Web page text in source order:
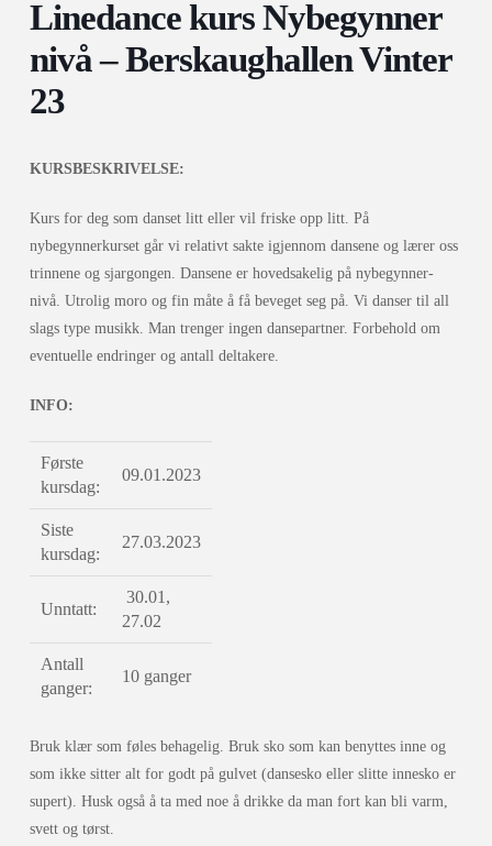
Linedance kurs Nybegynner
nivå – Berskaughallen Vinter
23
KURSBESKRIVELSE:
Kurs for deg som danset litt eller vil friske opp litt. På
nybegynnerkurset går vi relativt sakte igjennom dansene og lærer oss
trinnene og sjargongen. Dansene er hovedsakelig på nybegynner-
nivå. Utrolig moro og fin måte å få beveget seg på. Vi danser til all
slags type musikk. Man trenger ingen dansepartner. Forbehold om
eventuelle endringer og antall deltakere.
INFO:
Første
kursdag:
09.01.2023
Siste
kursdag:
27.03.2023
Unntatt:
30.01,
27.02
Antall
ganger:
10 ganger
Bruk klær som føles behagelig. Bruk sko som kan benyttes inne og
som ikke sitter alt for godt på gulvet (dansesko eller slitte innesko er
supert). Husk også å ta med noe å drikke da man fort kan bli varm,
svett og tørst.